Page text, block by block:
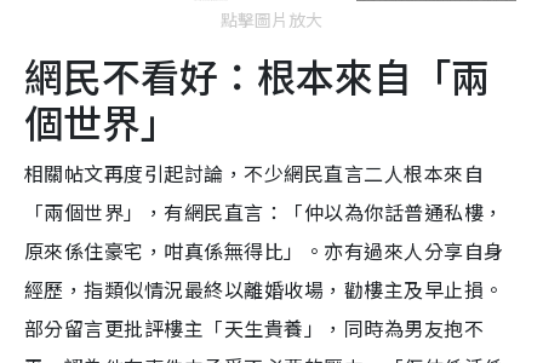
點擊圖片放大
網民不看好：根本來自「兩
個世界」
相關帖文再度引起討論，不少網民直言二人根本來自
「兩個世界」，有網民直言：「仲以為你話普通私樓，
原來係住豪宅，咁真係無得比」。亦有過來人分享自身
經歷，指類似情況最終以離婚收場，勸樓主及早止損。
部分留言更批評樓主「天生貴養」，同時為男友抱不